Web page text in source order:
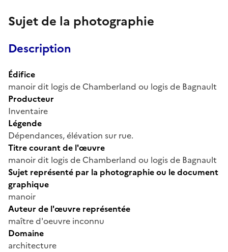
Sujet de la photographie
Description
Édifice
manoir dit logis de Chamberland ou logis de Bagnault
Producteur
Inventaire
Légende
Dépendances, élévation sur rue.
Titre courant de l'œuvre
manoir dit logis de Chamberland ou logis de Bagnault
Sujet représenté par la photographie ou le document
graphique
manoir
Auteur de l'œuvre représentée
maître d'oeuvre inconnu
Domaine
architecture